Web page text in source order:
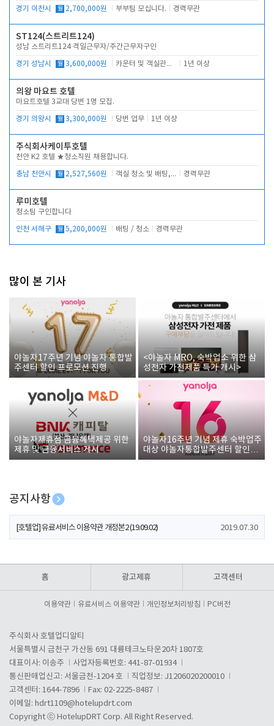
경기 이천시 월 2,700,000원 부부팀 모십니다. 경력무관
ST124(스트리트124)
성남 스트리트124 격일근무자/주간근무자구인
경기 성남시 월 3,600,000원 카운터 및 객실관리 전반 1년 이상
의왕 마요트 호텔
마요트호텔 3교대 당번 1명 모집.
경기 의왕시 월 3,300,000원 당번 업무 1년 이상
주식회사케이투호텔
천안 K2 호텔 ★청소직원 채용합니다.
충남 천안시 월 2,527,560원 객실 청소 및 배팅, 주변 시설 청소 경력무관
루미호텔
청소팀 구인합니다
인천 서해구 월 5,200,000원 배팅 / 청소 경력무관
많이 본 기사
야놀자17주년 기념 야놀자 통합발
주센터 할인 프로모션 진행
<야놀자 MRO, 숙박업소 위한 삼
성전자 가전제품 특가 개시>
야놀자제휴점 금융혜택제공 위한
제휴 및 금융서비스 게시
야놀자16주년 기념 제휴 숙박업주
대상 야놀자통합발주센터 할인쿠
폰 증정
공지사항
[호텔업] 개인정보 처리방침 개정본1 (19.09.02)
[호텔업] 유료서비스 이용약관 개정본2 (19.09.02) 2019.07.30
홈 광고제휴 고객센터
이용약관 유료서비스 이용약관 개인정보처리방침 PC버전
주식회사 호텔업디알티
서울특별시 금천구 가산동 691 대륭테크노타운20차 1807호
대표이사: 이송주
사업자등록번호: 441-87-01934
통신판매업신고: 서울금천-1204 호
직업정보: J1206020200010
고객센터: 1644-7896
Fax: 02-2225-8487
이메일: hdrt1109@hotelupdrt.com
Copyright ⓒ HotelupDRT Corp. All Right Reserved.